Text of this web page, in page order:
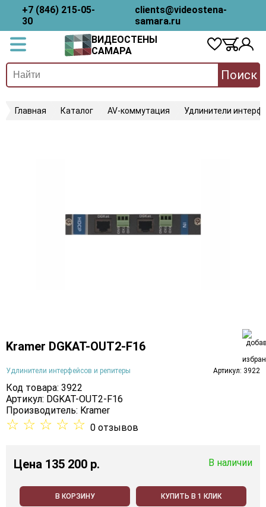
+7 (846) 215-05-
30
clients@videostena-
samara.ru
ВИДЕОСТЕНЫ
САМАРА
Поиск
Главная Каталог AV-коммутация Удлинители
Kramer DGKAT-OUT2-F16
Удлинители интерфейсов и репитеры Артикул: 3922
Код товара: 3922
Артикул: DGKAT-OUT2-F16
Производитель: Kramer
☆ ☆ ☆ ☆ ☆ 0 отзывов
Цена 135 200 p. В наличии
В КОРЗИНУ КУПИТЬ В 1 КЛИК